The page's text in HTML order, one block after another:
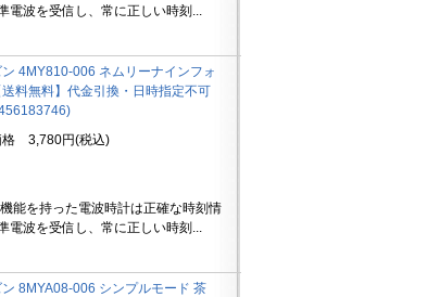
電波を受信し、常に正しい時刻...
ン 4MY810-006 ネムリーナインフォ
送料無料】代金引換・日時指定不可
格 3,780円(税込)
能を持った電波時計は正確な時刻情
電波を受信し、常に正しい時刻...
ン 8MYA08-006 シンプルモード 茶